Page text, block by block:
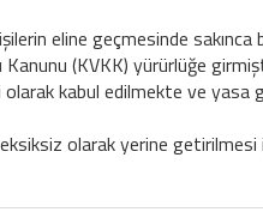
eline geçmesinde
Kanunu (KVKK) yürürlüğe
kabul edilmekte ve yasa
olarak yerine